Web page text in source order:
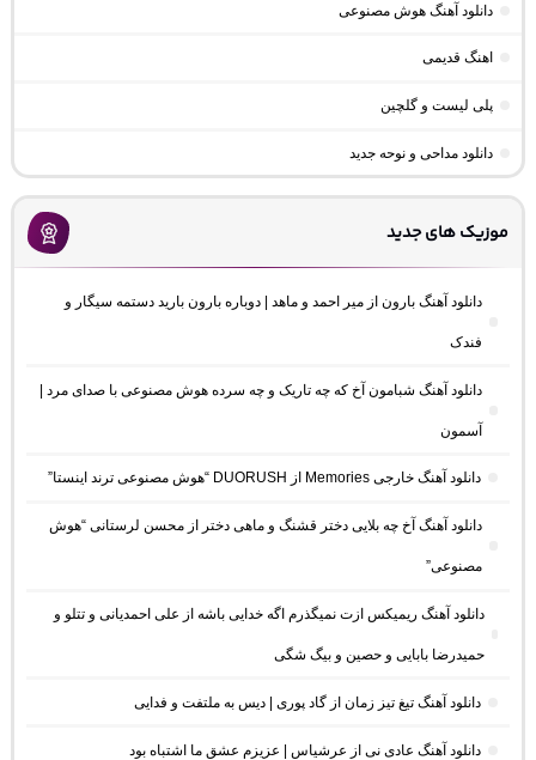
دانلود آهنگ هوش مصنوعی
اهنگ قدیمی
پلی لیست و گلچین
دانلود مداحی و نوحه جدید
موزیک های جدید
دانلود آهنگ بارون از میر احمد و ماهد | دوباره بارون بارید دستمه سیگار و
فندک
دانلود آهنگ شبامون آخ که چه تاریک و چه سرده هوش مصنوعی با صدای مرد |
آسمون
دانلود آهنگ خارجی Memories از DUORUSH “هوش مصنوعی ترند اینستا”
دانلود آهنگ آخ چه بلایی دختر قشنگ و ماهی دختر از محسن لرستانی “هوش
مصنوعی”
دانلود آهنگ ریمیکس ازت نمیگذرم اگه خدایی باشه از علی احمدیانی و تتلو و
حمیدرضا بابایی و حصین و بیگ شگی
دانلود آهنگ تیغ تیز زمان از گاد پوری | دیس به ملتفت و فدایی
دانلود آهنگ عادی نی از عرشیاس | عزیزم عشق ما اشتباه بود